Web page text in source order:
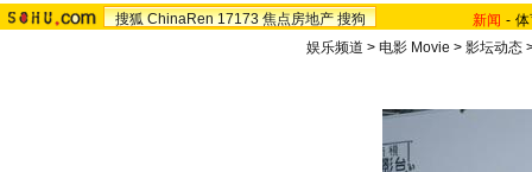
搜狐 ChinaRen 17173 焦点房地产 搜狗 新闻 -
娱乐频道 > 电影 Movie > 影坛动态